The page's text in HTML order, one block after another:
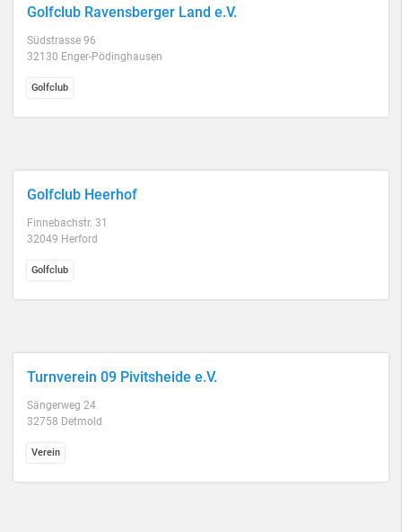
Golfclub Ravensberger Land e.V.
Südstrasse 96
32130 Enger-Pödinghausen
Golfclub
Golfclub Heerhof
Finnebachstr. 31
32049 Herford
Golfclub
Turnverein 09 Pivitsheide e.V.
Sängerweg 24
32758 Detmold
Verein